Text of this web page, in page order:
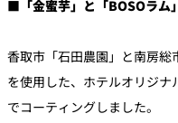
■「金蜜芋」と「BOSOラム
香取市「石田農園」と南房総
を使用した、 ホテルオリジナ
でコーティングしました。